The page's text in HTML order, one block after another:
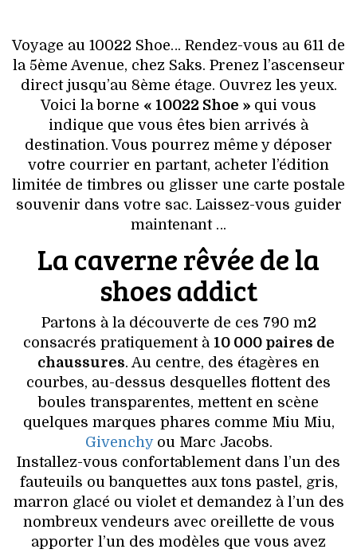
JEUNES CRÉATEURS
HISTOIRE DES MARQUES
DÉCO
VOYAGES & LOISIRS
Voyage au 10022 Shoe… Rendez-vous au 611 de
la 5ème Avenue, chez Saks. Prenez l’ascenseur
direct jusqu’au 8ème étage. Ouvrez les yeux.
Voici la borne « 10022 Shoe » qui vous
indique que vous êtes bien arrivés à
destination. Vous pourrez même y déposer
votre courrier en partant, acheter l’édition
limitée de timbres ou glisser une carte postale
souvenir dans votre sac. Laissez-vous guider
maintenant …
La caverne rêvée de la
shoes addict
Partons à la découverte de ces 790 m2
consacrés pratiquement à 10 000 paires de
chaussures. Au centre, des étagères en
courbes, au-dessus desquelles flottent des
boules transparentes, mettent en scène
quelques marques phares comme Miu Miu,
Givenchyou Marc Jacobs.
Installez-vous confortablement dans l’un des
fauteuils ou banquettes aux tons pastel, gris,
marron glacé ou violet et demandez à l’un des
nombreux vendeurs avec oreillette de vous
apporter l’un des modèles que vous avez